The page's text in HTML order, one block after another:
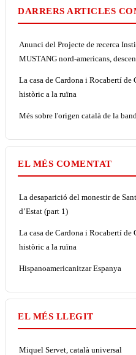
DARRERS ARTICLES
Anunci del Projecte de recerca
MUSTANG nord-americans,
La casa de Cardona i Rocabertí
històric a la ruïna
Més sobre l'origen català de la
EL MÉS COMENTAT
La desaparició del monestir de
d’Estat (part 1)
La casa de Cardona i Rocabertí
històric a la ruïna
Hispanoamericanitzar Espanya
EL MÉS LLEGIT
Miquel Servet, català universal